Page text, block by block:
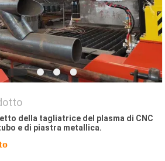
della tagliatrice del plasma di CNC
e di piastra metallica.